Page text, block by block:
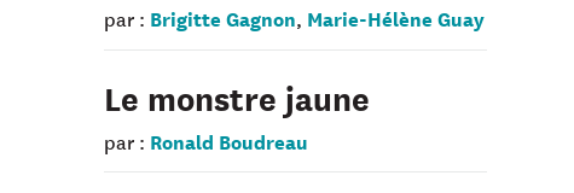
par : Brigitte Gagnon, Marie-Hélène Guay
Le monstre jaune
par : Ronald Boudreau